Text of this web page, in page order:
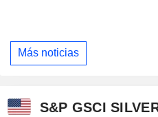
Más noticias
S&P GSCI